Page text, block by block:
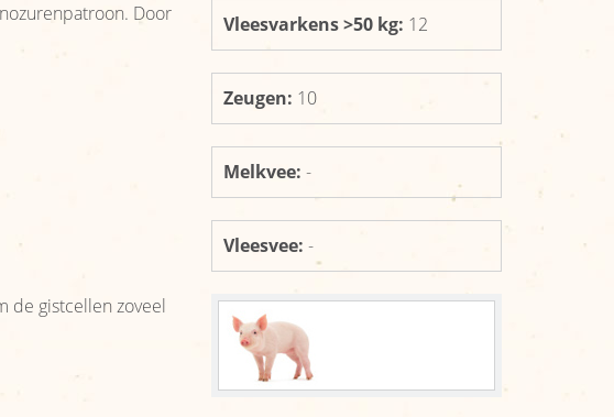
Kernboodschap
Bestuur
Reikwijdte
Afzetcijfers
Links
Vleesvarkens >50 kg: 12
Zeugen: 10
Melkvee: -
Vleesvee: -
Door
de gistcellen zoveel